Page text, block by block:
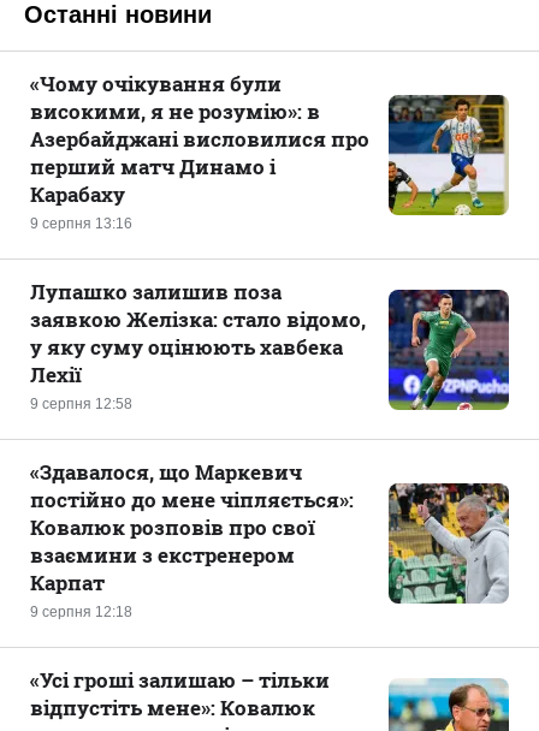
Останні новини
9 серпня 13:16
«Чому очікування були
високими, я не розумію»: в
Азербайджані висловилися про
перший матч Динамо і
Карабаху
9 серпня 12:58
Лупашко залишив поза
заявкою Желізка: стало відомо,
у яку суму оцінюють хавбека
Лехії
9 серпня 12:18
«Здавалося, що Маркевич
постійно до мене чіпляється»:
Ковалюк розповів про свої
взаємини з екстренером
Карпат
«Усі гроші залишаю – тільки
відпустіть мене»: Ковалюк